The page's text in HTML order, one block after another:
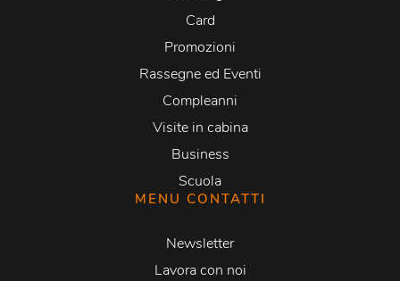
Card
Promozioni
Rassegne ed Eventi
Compleanni
Visite in cabina
Business
Scuola
MENU CONTATTI
Newsletter
Lavora con noi